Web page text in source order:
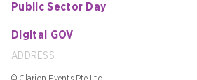
Public Sector Day
Digital GOV
ADDRESS